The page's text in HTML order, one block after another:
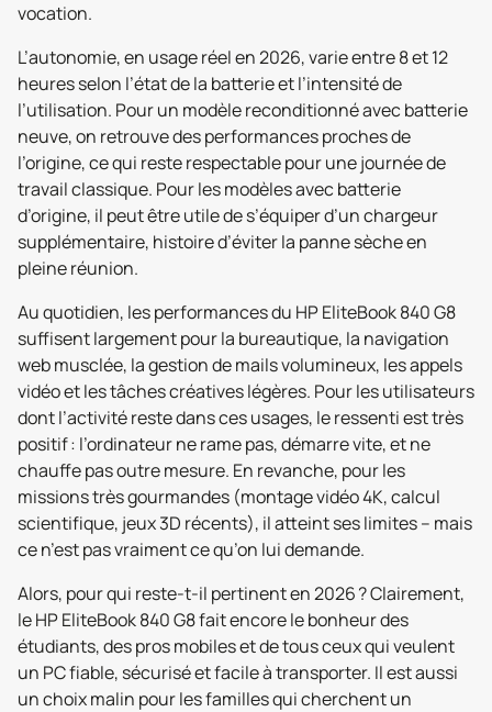
vocation.
L’autonomie, en usage réel en 2026, varie entre 8 et 12
heures selon l’état de la batterie et l’intensité de
l’utilisation. Pour un modèle reconditionné avec batterie
neuve, on retrouve des performances proches de
l’origine, ce qui reste respectable pour une journée de
travail classique. Pour les modèles avec batterie
d’origine, il peut être utile de s’équiper d’un chargeur
supplémentaire, histoire d’éviter la panne sèche en
pleine réunion.
Au quotidien, les performances du HP EliteBook 840 G8
suffisent largement pour la bureautique, la navigation
web musclée, la gestion de mails volumineux, les appels
vidéo et les tâches créatives légères. Pour les utilisateurs
dont l’activité reste dans ces usages, le ressenti est très
positif : l’ordinateur ne rame pas, démarre vite, et ne
chauffe pas outre mesure. En revanche, pour les
missions très gourmandes (montage vidéo 4K, calcul
scientifique, jeux 3D récents), il atteint ses limites – mais
ce n’est pas vraiment ce qu’on lui demande.
Alors, pour qui reste-t-il pertinent en 2026 ? Clairement,
le HP EliteBook 840 G8 fait encore le bonheur des
étudiants, des pros mobiles et de tous ceux qui veulent
un PC fiable, sécurisé et facile à transporter. Il est aussi
un choix malin pour les familles qui cherchent un